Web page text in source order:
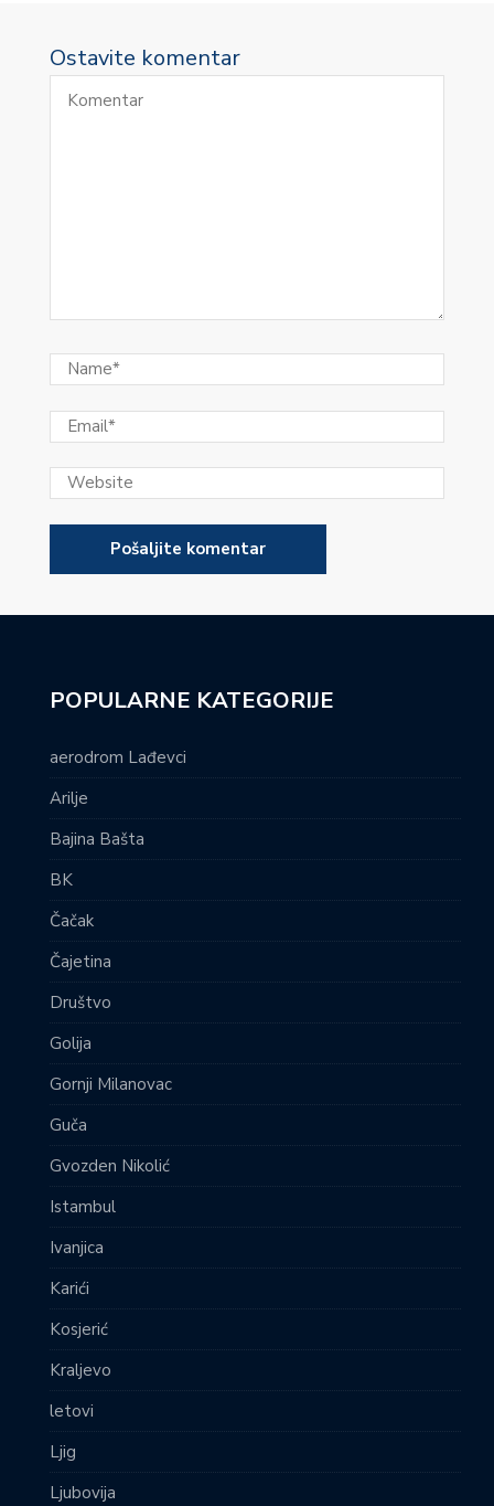
Ostavite komentar
POPULARNE KATEGORIJE
aerodrom Lađevci
Arilje
Bajina Bašta
BK
Čačak
Čajetina
Društvo
Golija
Gornji Milanovac
Guča
Gvozden Nikolić
Istambul
Ivanjica
Karići
Kosjerić
Kraljevo
letovi
Ljig
Ljubovija